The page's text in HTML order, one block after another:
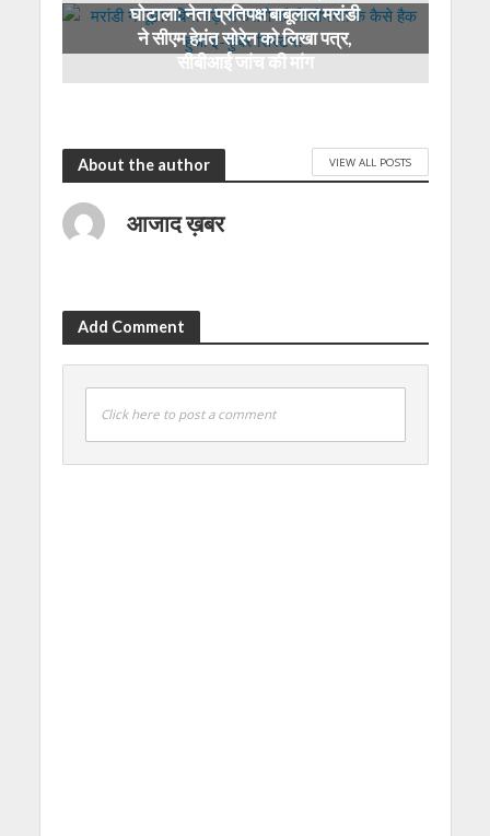
घोटाला: नेता प्रतिपक्ष बाबूलाल मरांडी
ने सीएम हेमंत सोरेन को लिखा पत्र,
सीबीआई जांच की मांग
About the author VIEW ALL POSTS
आजाद ख़बर
Add Comment
Click here to post a comment